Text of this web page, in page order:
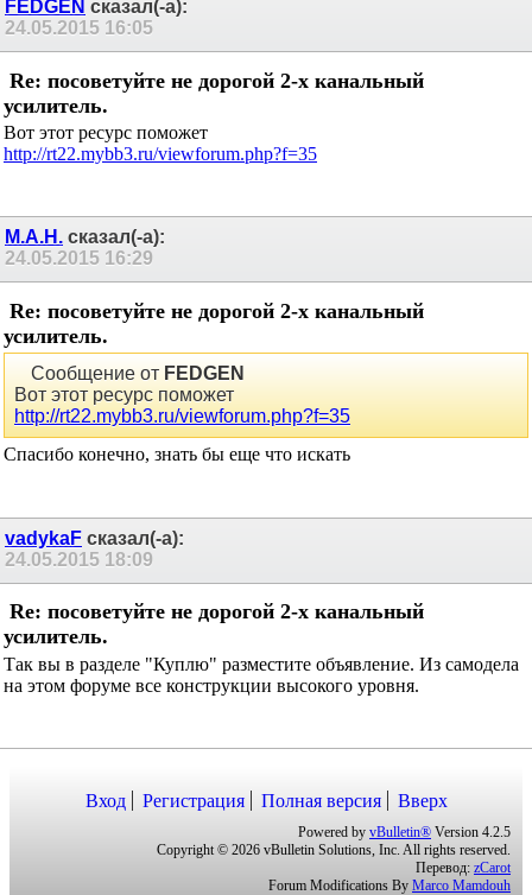
FEDGENсказал(-а):
24.05.2015
Re: посоветуйте не дорогой 2-х канальный
усилитель.
Вот этот ресурс поможет
http://rt22.mybb3.ru/viewforum.php?f=35
М.А.Н.сказал(-а):
24.05.2015
Re: посоветуйте не дорогой 2-х канальный
усилитель.
Сообщение от FEDGEN
Вот этот ресурс поможет
http://rt22.mybb3.ru/viewforum.php?f=35
Спасибо конечно, знать бы еще что искать
vadykaF сказал(-а):
24.05.2015 18:09
Re: посоветуйте не дорогой 2-х канальный
усилитель.
Так вы в разделе "Куплю" разместите объявление. Из самодела
на этом форуме все конструкции высокого уровня.
Вход Регистрация Полная версия Вверх
Powered by vBulletin® Version 4.2.5
Copyright © 2026 vBulletin Solutions, Inc. All rights reserved.
Перевод: zCarot
Forum Modifications By Marco Mamdouh